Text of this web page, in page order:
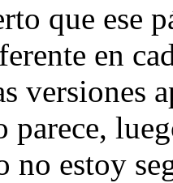
que ese
en
versiones
parece,
no estoy